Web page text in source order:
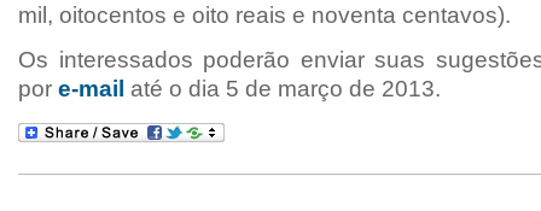
mil, oitocentos e oito reais e noventa centavos).
Os interessados poderão enviar suas
por e-mail até o dia 5 de março de 2013.